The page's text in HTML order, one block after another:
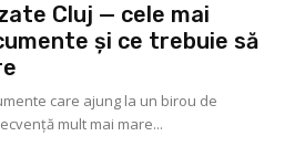
Cluj — cele mai
și ce trebuie să
care ajung la un birou de
mult mai mare...